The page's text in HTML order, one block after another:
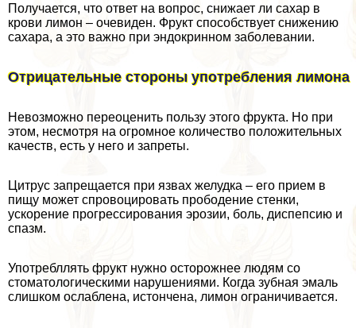
Получается, что ответ на вопрос, снижает ли сахар в
крови лимон – очевиден. Фрукт способствует снижению
сахара, а это важно при эндокринном заболевании.
Отрицательные стороны употрeбления лимона
Невозможно переоценить пользу этого фрукта. Но при
этом, несмотря на огромное количество положительных
качеств, есть у него и запреты.
Цитрус запрещается при язвах желудка – его прием в
пищу может спровоцировать прободение стенки,
ускорение прогрессирования эрозии, боль, диспепсию и
спазм.
Употрeбллять фрукт нужно осторожнее людям со
стоматологическими нарушениями. Когда зубная эмаль
слишком ослаблена, истончена, лимон ограничивается.